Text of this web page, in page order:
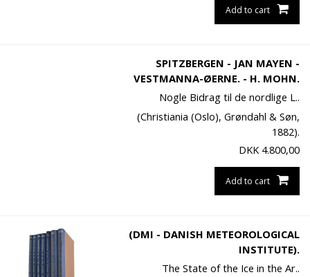
Add to cart
SPITZBERGEN - JAN MAYEN -
VESTMANNA-ØERNE. - H. MOHN.
Nogle Bidrag til de nordlige L..
(Christiania (Oslo), Grøndahl & Søn,
1882).
DKK 4.800,00
Add to cart
(DMI - DANISH METEOROLOGICAL
INSTITUTE).
The State of the Ice in the Ar..